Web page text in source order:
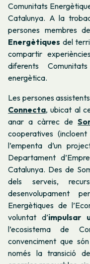
Comunitats
Catalunya. A la
persones membres de
Energètiques del
compartir
diferents
energètica.
Les persones
Connecta, ubicat al
anar a càrrec de
cooperatives
l’empenta d’un
Departament
Catalunya. Des de
dels serveis,
desenvolupament
Energètiques de
voluntat d’impulsar
l’ecosistema de
convenciment que
només la transició